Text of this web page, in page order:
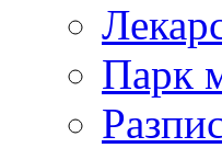
Парк